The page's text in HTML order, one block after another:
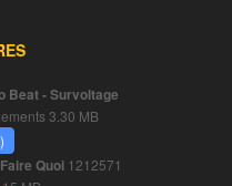
Beat - Survoltage
3.30 MB
Quoi 1212571